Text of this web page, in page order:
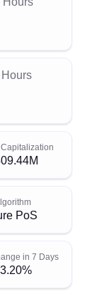
Capitalization
PoS
in 7 Days